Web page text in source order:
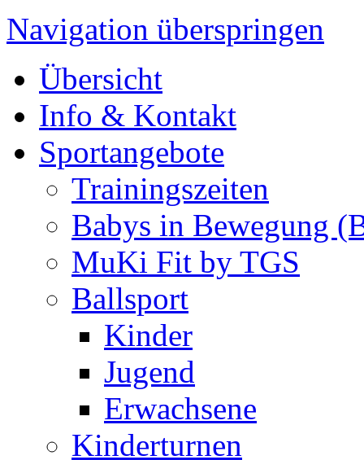
Navigation überspringen
Übersicht
Info & Kontakt
Sportangebote
Trainingszeiten
Babys in Bewegung
MuKi Fit by TGS
Ballsport
Kinder
Jugend
Erwachsene
Kinderturnen